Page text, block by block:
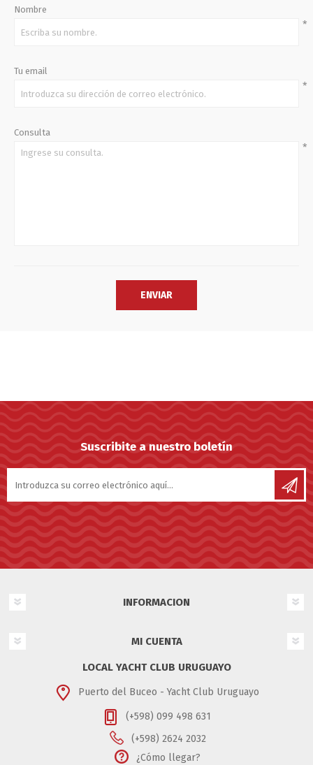
Nombre
*
Tu email
*
Consulta
*
Suscribite a nuestro boletín
INFORMACION
MI CUENTA
LOCAL YACHT CLUB URUGUAYO
Puerto del Buceo - Yacht Club Uruguayo
(+598) 099 498 631
(+598) 2624 2032
¿Cómo llegar?